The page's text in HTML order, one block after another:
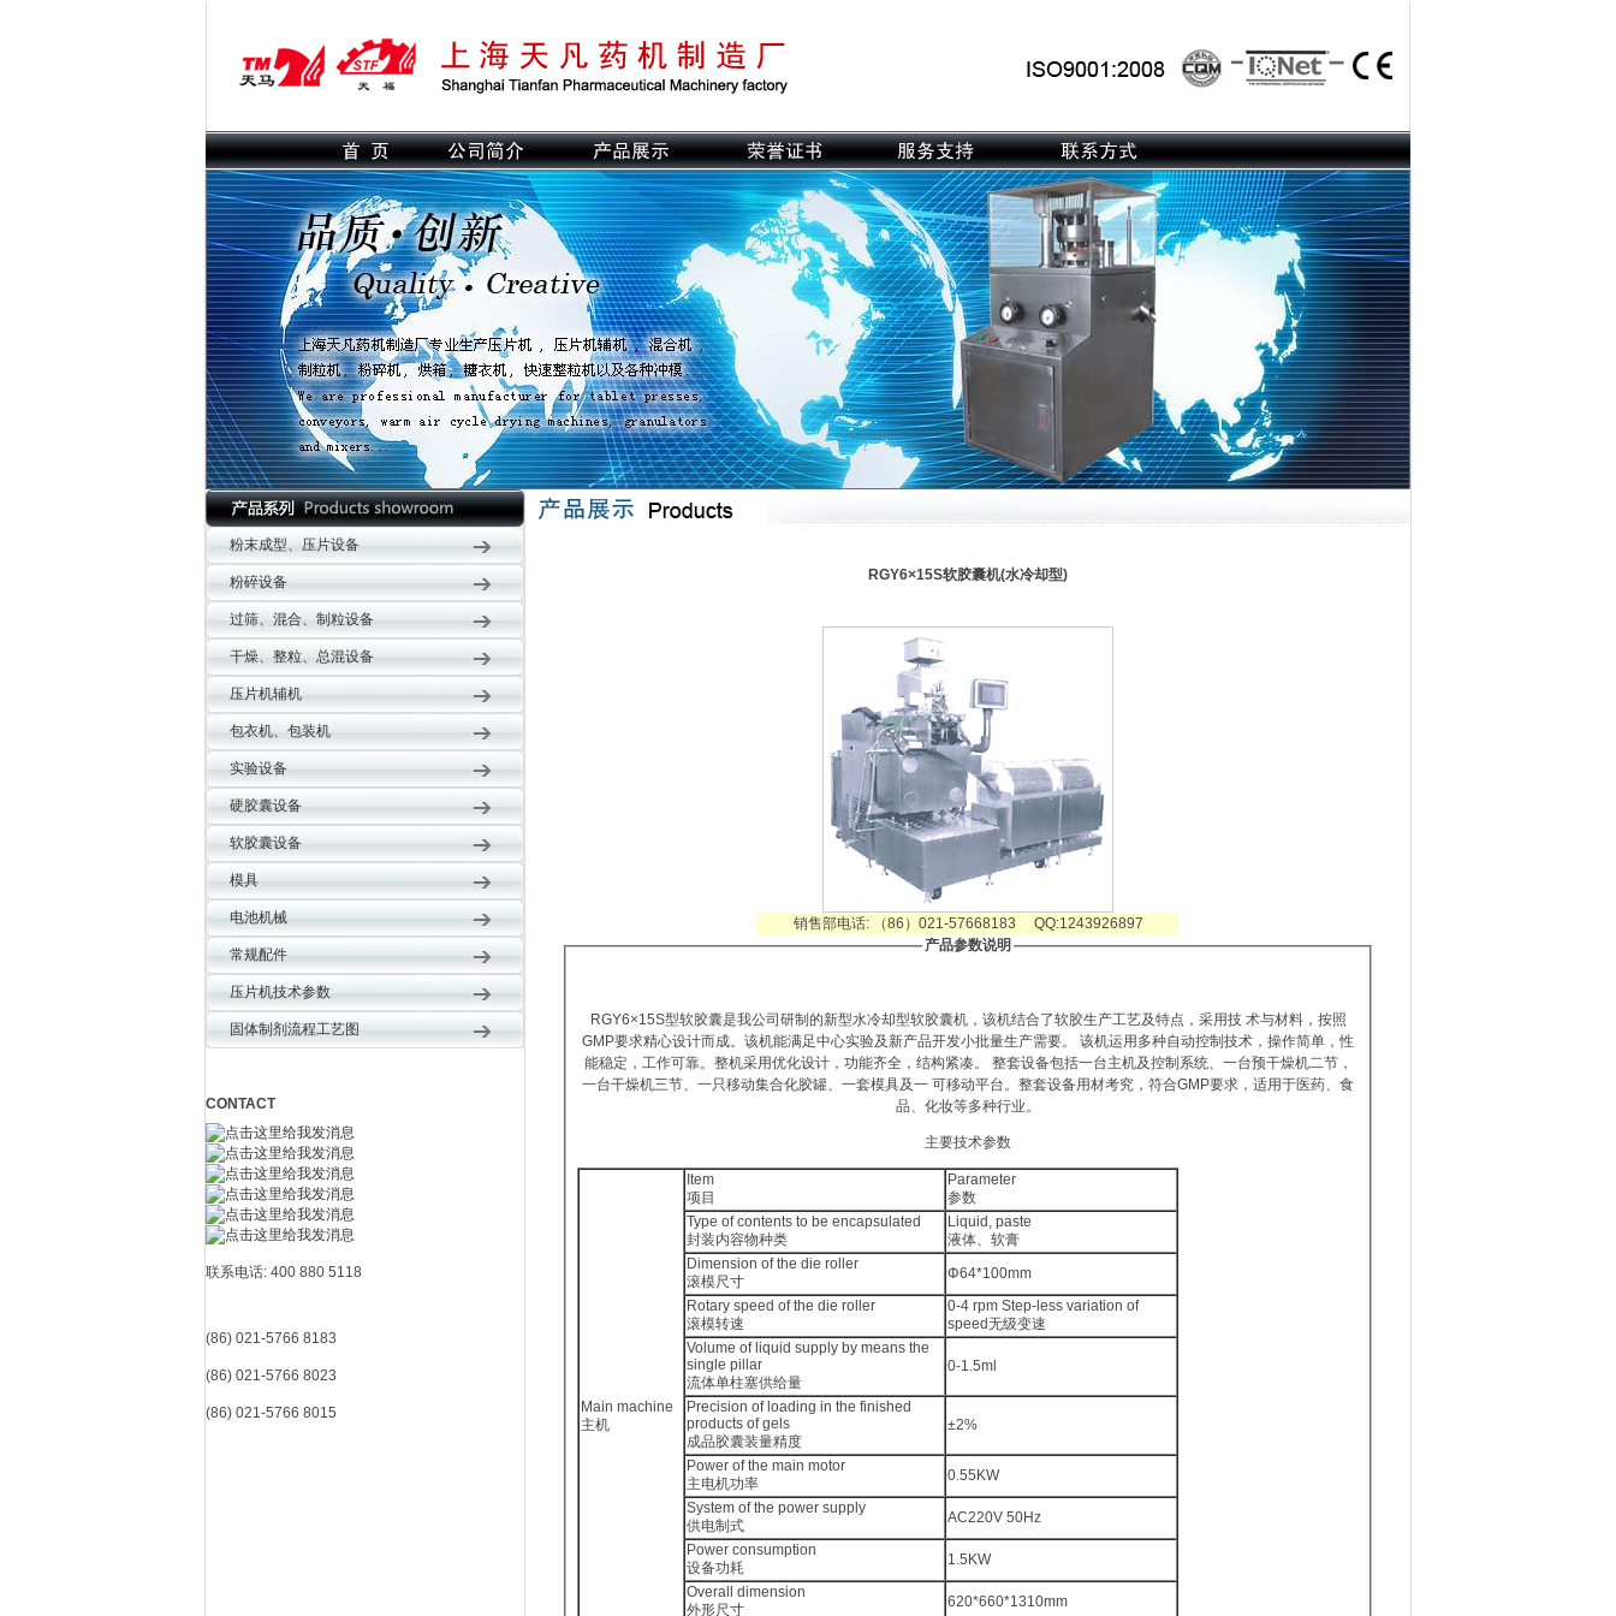
粉末成型、压片设备
粉碎设备
过筛、混合、制粒设备
干燥、整粒、总混设备
压片机辅机
包衣机、包装机
实验设备
硬胶囊设备
软胶囊设备
模具
电池机械
常规配件
压片机技术参数
固体制剂流程工艺图
CONTACT
联系电话: 400 880 5118
(86) 021-5766 8183
(86) 021-5766 8023
(86) 021-5766 8015
RGY6×15S软胶囊机(水冷却型)
销售部电话: （86）021-57668183 QQ:1243926897
产品参数说明
RGY6×15S型软胶囊是我公司研制的新型水冷却型软胶囊机，该机结合了软胶生产工艺及特点，采用技 术与材料，按照
GMP要求精心设计而成。该机能满足中心实验及新产品开发小批量生产需要。 该机运用多种自动控制技术，操作简单，性
能稳定，工作可靠。整机采用优化设计，功能齐全，结构紧凑。 整套设备包括一台主机及控制系统、一台预干燥机二节，
一台干燥机三节、一只移动集合化胶罐、一套模具及一 可移动平台。整套设备用材考究，符合GMP要求，适用于医药、食
品、化妆等多种行业。
主要技术参数
Main machine
主机
Item
项目
Parameter
参数
Type of contents to be encapsulated
封装内容物种类
Liquid, paste
液体、软膏
Dimension of the die roller
滚模尺寸
Φ64*100mm
Rotary speed of the die roller
滚模转速
0-4 rpm Step-less variation of
speed无级变速
Volume of liquid supply by means the
single pillar
流体单柱塞供给量
0-1.5ml
Precision of loading in the finished
products of gels
成品胶囊装量精度
±2%
Power of the main motor
主电机功率
0.55KW
System of the power supply
供电制式
AC220V 50Hz
Power consumption
设备功耗
1.5KW
Overall dimension
外形尺寸
620*660*1310mm